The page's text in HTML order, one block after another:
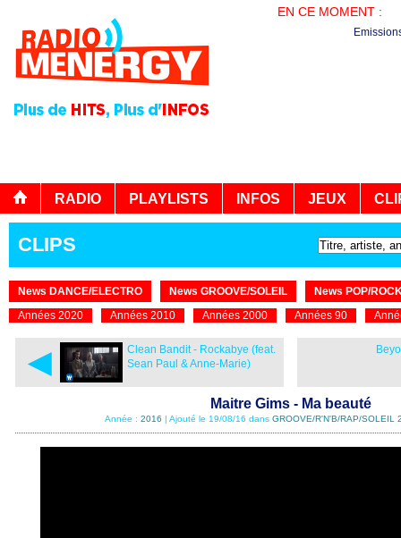
EN CE MOMENT :
RADIO PLAYLISTS INFOS JEUX
CLIPS
News DANCE/ELECTRO News GROOVE/SOLEIL
News POP/
Années 2020
Années 2010 Années 2000 Années 90
◄
Clean Bandit - Rockabye (feat.
Sean Paul & Anne-Marie)
Maitre Gims - Ma beauté
Année : 2016 | Ajouté le 19/08/16 dans GROOVE/R'N'B/RAP/SOLEIL